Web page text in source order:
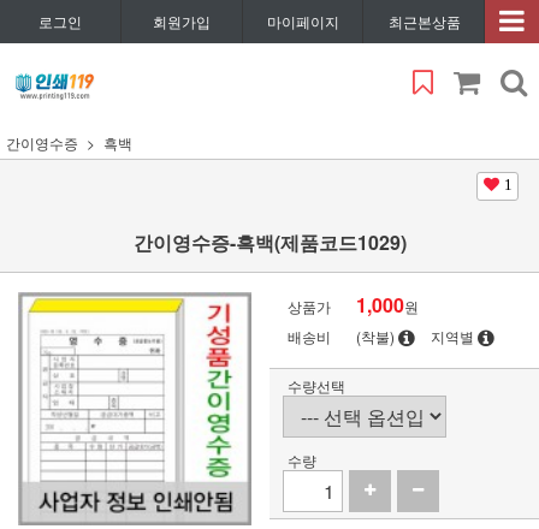
로그인 회원가입 마이페이지 최근본상품
간이영수증 흑백
1
간이영수증-흑백(제품코드1029)
상품가 1,000원
배송비
(착불) 지역별
수량선택
수량